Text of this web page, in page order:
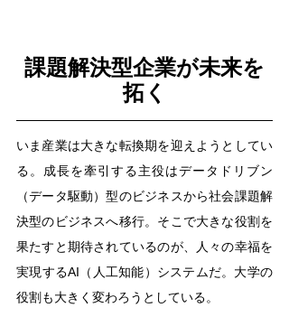
課題解決型企業が未来を
拓く
いま産業は大きな転換期を迎えようとしてい
る。成長を牽引する主役はデータドリブン
（データ駆動）型のビジネスから社会課題解
決型のビジネスへ移行。そこで大きな役割を
果たすと期待されているのが、人々の幸福を
実現するAI（人工知能）システムだ。大学の
役割も大きく変わろうとしている。